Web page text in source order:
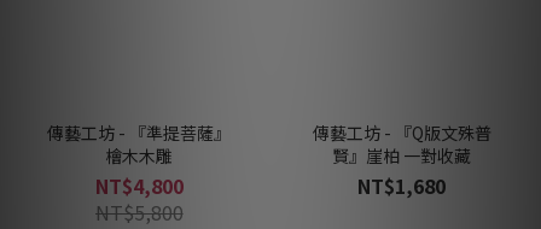
傳藝工坊 - 『準提菩薩』
檜木木雕
NT$4,800
NT$5,800
傳藝工坊 - 『Q版文殊普
賢』崖柏 一對收藏
NT$1,680